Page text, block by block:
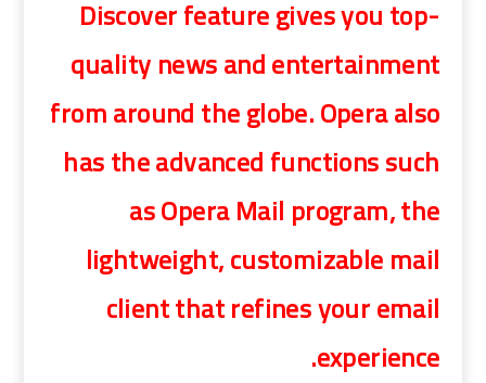
Discover feature gives you top-
quality news and entertainment
from around the globe. Opera also
has the advanced functions such
as Opera Mail program, the
lightweight, customizable mail
client that refines your email
experience.